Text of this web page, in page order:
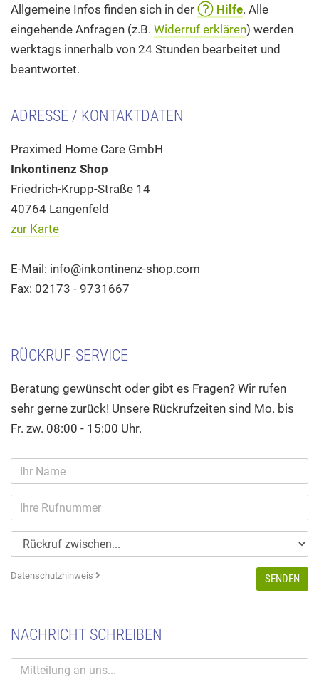
Allgemeine Infos finden sich in der Hilfe. Alle
eingehende Anfragen (z.B. Widerruf erklären) werden
werktags innerhalb von 24 Stunden bearbeitet und
beantwortet.
ADRESSE / KONTAKTDATEN
Praximed Home Care GmbH
Inkontinenz Shop
Friedrich-Krupp-Straße 14
40764 Langenfeld
zur Karte
E-Mail: info@inkontinenz-shop.com
Fax: 02173 - 9731667
RÜCKRUF-SERVICE
Beratung gewünscht oder gibt es Fragen? Wir rufen
sehr gerne zurück! Unsere Rückrufzeiten sind Mo. bis
Fr. zw. 08:00 - 15:00 Uhr.
Datenschutzhinweis SENDEN
NACHRICHT SCHREIBEN